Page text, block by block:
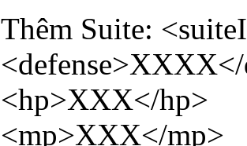
Thêm Suite:
<defense>XXXX</
<hp>XXX</hp>
<mp>XXX</mp>